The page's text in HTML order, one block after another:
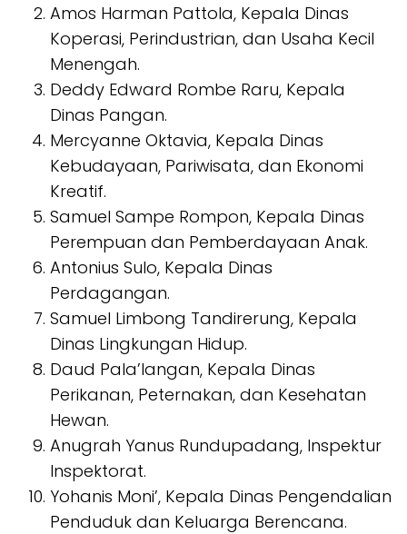
Amos Harman Pattola, Kepala Dinas
Koperasi, Perindustrian, dan Usaha Kecil
Menengah.
Deddy Edward Rombe Raru, Kepala
Dinas Pangan.
Mercyanne Oktavia, Kepala Dinas
Kebudayaan, Pariwisata, dan Ekonomi
Kreatif.
Samuel Sampe Rompon, Kepala Dinas
Perempuan dan Pemberdayaan Anak.
Antonius Sulo, Kepala Dinas
Perdagangan.
Samuel Limbong Tandirerung, Kepala
Dinas Lingkungan Hidup.
Daud Pala’langan, Kepala Dinas
Perikanan, Peternakan, dan Kesehatan
Hewan.
Anugrah Yanus Rundupadang, Inspektur
Inspektorat.
Yohanis Moni’, Kepala Dinas Pengendalian
Penduduk dan Keluarga Berencana.